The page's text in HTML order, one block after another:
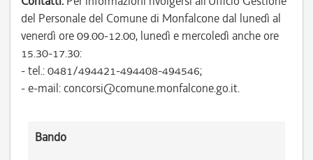
del Personale del Comune di Monfalcone dal lunedì al
venerdì ore 09.00-12.00, lunedì e mercoledì anche ore
15.30-17.30:
- tel.: 0481/494421-494408-494546;
- e-mail: concorsi@comune.monfalcone.go.it.
Bando